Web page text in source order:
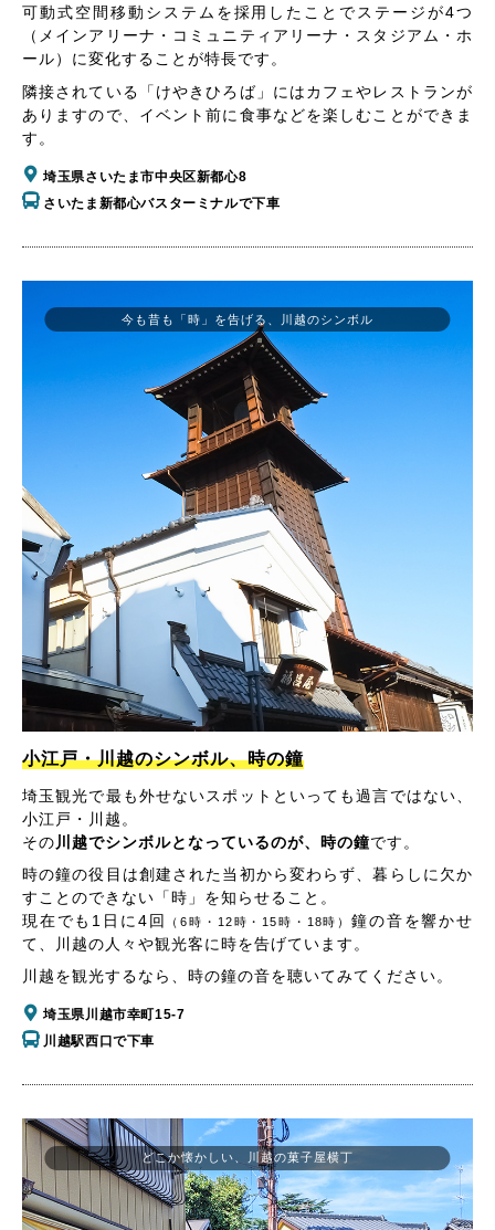
可動式空間移動システムを採用したことでステージが4つ
（メインアリーナ・コミュニティアリーナ・スタジアム・ホ
ール）に変化することが特長です。
隣接されている「けやきひろば」にはカフェやレストランが
ありますので、イベント前に食事などを楽しむことができま
す。
埼玉県さいたま市中央区新都心8
さいたま新都心バスターミナルで下車
今も昔も「時」を告げる、川越のシンボル
小江戸・川越のシンボル、時の鐘
埼玉観光で最も外せないスポットといっても過言ではない、
小江戸・川越。
その川越でシンボルとなっているのが、時の鐘です。
時の鐘の役目は創建された当初から変わらず、暮らしに欠か
すことのできない「時」を知らせること。
現在でも1日に4回
（6時・12時・15時・18時）鐘の音を響かせ
て、川越の人々や観光客に時を告げています。
川越を観光するなら、時の鐘の音を聴いてみてください。
埼玉県川越市幸町15-7
川越駅西口で下車
どこか懐かしい、川越の菓子屋横丁